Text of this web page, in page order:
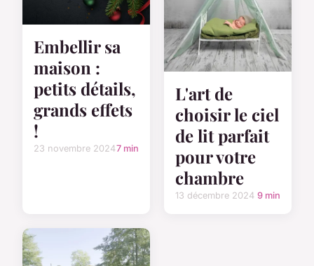
Embellir sa
maison :
petits détails,
grands effets
!
23 novembre 20247 min
L'art de
choisir le ciel
de lit parfait
pour votre
chambre
13 décembre 2024 9 min